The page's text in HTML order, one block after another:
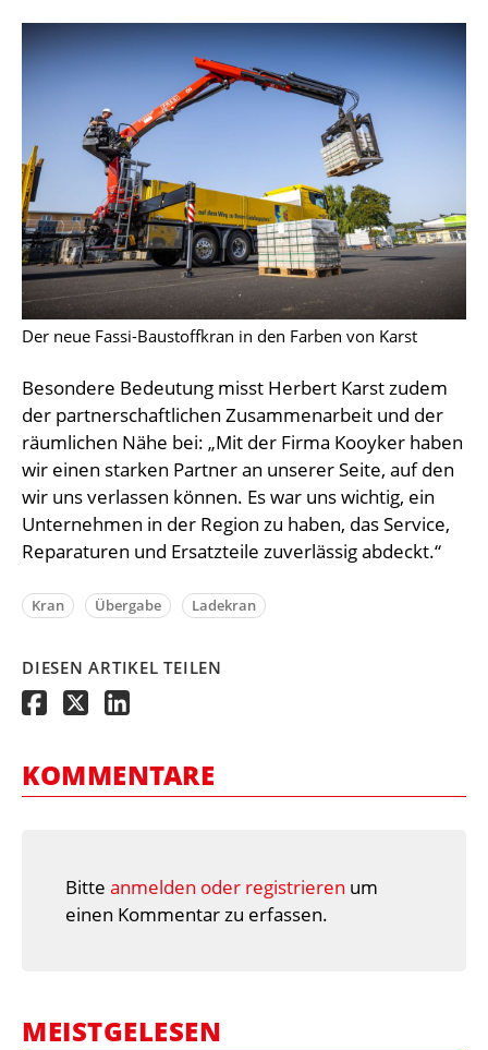
Der neue Fassi-Baustoffkran in den Farben von Karst
Besondere Bedeutung misst Herbert Karst zudem
der partnerschaftlichen Zusammenarbeit und der
räumlichen Nähe bei: „Mit der Firma Kooyker haben
wir einen starken Partner an unserer Seite, auf den
wir uns verlassen können. Es war uns wichtig, ein
Unternehmen in der Region zu haben, das Service,
Reparaturen und Ersatzteile zuverlässig abdeckt.“
Kran Übergabe Ladekran
DIESEN ARTIKEL TEILEN
KOMMENTARE
Bitte anmelden oder registrieren um
einen Kommentar zu erfassen.
MEISTGELESEN